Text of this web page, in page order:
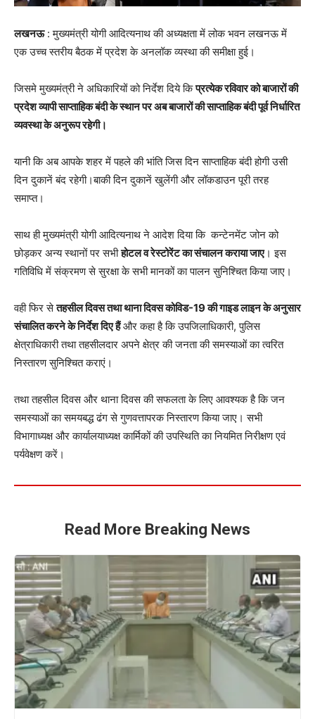
लखनऊ: मुख्यमंत्री योगी आदित्यनाथ की अध्यक्षता में लोक भवन लखनऊ में
एक उच्च स्तरीय बैठक में प्रदेश के अनलॉक व्यस्था की समीक्षा हुई।
जिसमे मुख्यमंत्री ने अधिकारियों को निर्देश दिये किप्रत्येक रविवार को बाजारों की
प्रदेश व्यापी साप्ताहिक बंदी के स्थान पर अब बाजारों की साप्ताहिक बंदी पूर्व निर्धारित
व्यवस्था के अनुरूप रहेगी।
यानी कि अब आपके शहर में पहले की भांति जिस दिन साप्ताहिक बंदी होगी उसी
दिन दुकानें बंद रहेगी।बाकी दिन दुकानें खुलेंगी और लॉकडाउन पूरी तरह
समाप्त।
साथ ही मुख्यमंत्री योगी आदित्यनाथ ने आदेश दिया कि कन्टेनमेंट जोन को
छोड़कर अन्य स्थानों पर सभीहोटल व रेस्टोरेंट का संचालन कराया जाए। इस
गतिविधि में संक्रमण से सुरक्षा के सभी मानकों का पालन सुनिश्चित किया जाए।
वही फिर सेतहसील दिवस तथा थाना दिवस कोविड-19 की गाइड लाइन के अनुसार
संचालित करने के निर्देश दिए हैंऔर कहा है कि उपजिलाधिकारी, पुलिस
क्षेत्राधिकारी तथा तहसीलदार अपने क्षेत्र की जनता की समस्याओं का त्वरित
निस्तारण सुनिश्चित कराएं।
तथा तहसील दिवस और थाना दिवस की सफलता के लिए आवश्यक है कि जन
समस्याओं का समयबद्ध ढंग से गुणवत्तापरक निस्तारण किया जाए। सभी
विभागाध्यक्ष और कार्यालयाध्यक्ष कार्मिकों की उपस्थिति का नियमित निरीक्षण एवं
पर्यवेक्षण करें।
Read More Breaking News